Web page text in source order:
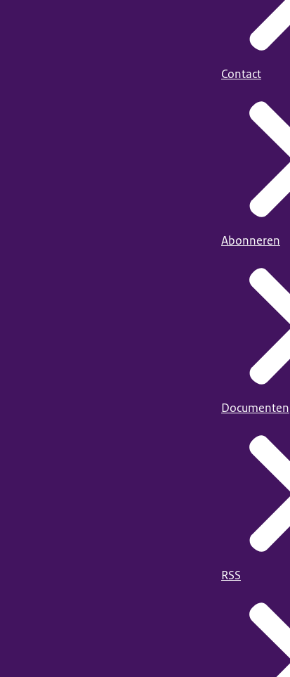
Contact
Abonneren
Documenten
RSS